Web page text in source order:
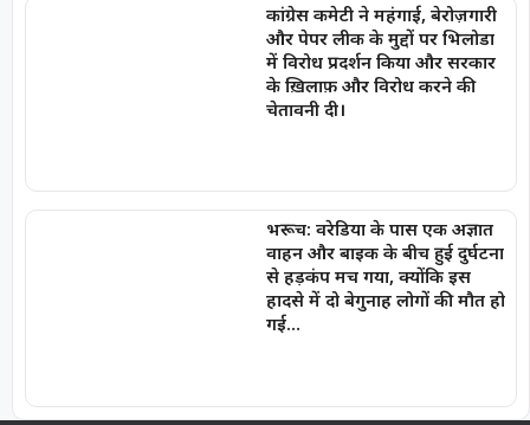
कांग्रेस कमेटी ने महंगाई, बेरोज़गारी
और पेपर लीक के मुद्दों पर भिलोडा
में विरोध प्रदर्शन किया और सरकार
के ख़िलाफ़ और विरोध करने की
चेतावनी दी।
भरूच: वरेडिया के पास एक अज्ञात
वाहन और बाइक के बीच हुई दुर्घटना
से हड़कंप मच गया, क्योंकि इस
हादसे में दो बेगुनाह लोगों की मौत हो
गई…